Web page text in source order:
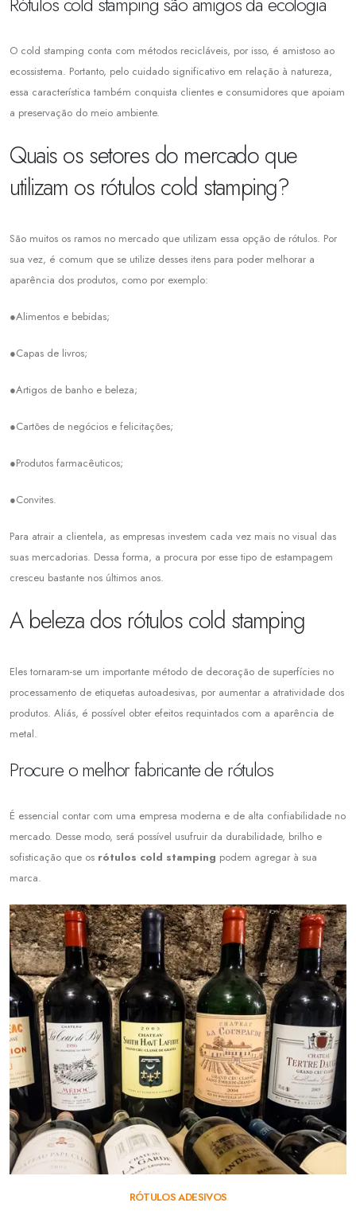
O cold stamping conta com métodos recicláveis, por isso, é amistoso ao
ecossistema. Portanto, pelo cuidado significativo em relação à natureza,
essa característica também conquista clientes e consumidores que apoiam
a preservação do meio ambiente.
Quais os setores do mercado que
utilizam os rótulos cold stamping?
São muitos os ramos no mercado que utilizam essa opção de rótulos. Por
sua vez, é comum que se utilize desses itens para poder melhorar a
aparência dos produtos, como por exemplo:
●Alimentos e bebidas;
●Capas de livros;
●Artigos de banho e beleza;
●Cartões de negócios e felicitações;
●Produtos farmacêuticos;
●Convites.
Para atrair a clientela, as empresas investem cada vez mais no visual das
suas mercadorias. Dessa forma, a procura por esse tipo de estampagem
cresceu bastante nos últimos anos.
A beleza dos rótulos cold stamping
Eles tornaram-se um importante método de decoração de superfícies no
processamento de etiquetas autoadesivas, por aumentar a atratividade dos
produtos. Aliás, é possível obter efeitos requintados com a aparência de
metal.
Procure o melhor fabricante de rótulos
É essencial contar com uma empresa moderna e de alta confiabilidade no
mercado. Desse modo, será possível usufruir da durabilidade, brilho e
sofisticação que os rótulos cold stamping podem agregar à sua
marca.
RÓTULOS ADESIVOS